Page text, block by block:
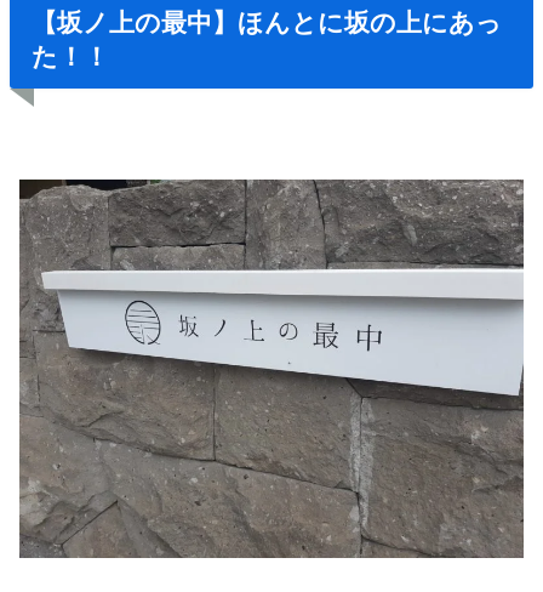
【坂ノ上の最中】ほんとに坂の上にあっ
た！！